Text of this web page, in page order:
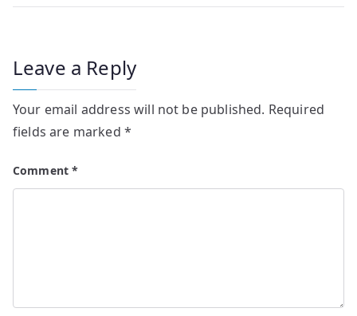
Leave a Reply
Your email address will not be published. Required
fields are marked *
Comment*